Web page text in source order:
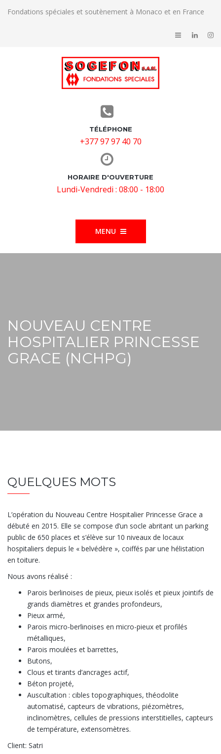
Fondations spéciales et soutènement à Monaco et en France
TÉLÉPHONE
+377 97 97 40 70
HORAIRE D'OUVERTURE
Lundi-Vendredi : 08:00 - 18:00
MENU
NOUVEAU CENTRE
HOSPITALIER PRINCESSE
GRACE (NCHPG)
QUELQUES MOTS
L’opération du Nouveau Centre Hospitalier Princesse Grace a
débuté en 2015. Elle se compose d’un socle abritant un parking
public de 650 places et s’élève sur 10 niveaux de locaux
hospitaliers depuis le « belvédère », coiffés par une hélistation
en toiture.
Nous avons réalisé :
Parois berlinoises de pieux, pieux isolés et pieux jointifs de
grands diamètres et grandes profondeurs,
Pieux armé,
Parois micro-berlinoises en micro-pieux et profilés
métalliques,
Parois moulées et barrettes,
Butons,
Clous et tirants d’ancrages actif,
Béton projeté,
Auscultation : cibles topographiques, théodolite
automatisé, capteurs de vibrations, piézomètres,
inclinomètres, cellules de pressions interstitielles, capteurs
de température, extensomètres.
Client: Satri